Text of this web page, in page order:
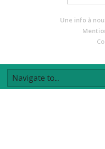
Une info à